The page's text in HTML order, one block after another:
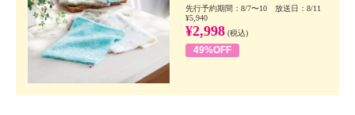
先行予約期間：8/7〜10 放送日：8/11
¥5,940
¥2,998 (税込)
49%OFF